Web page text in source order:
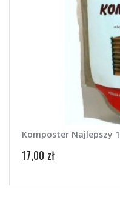
Komposter Najlepszy
17,00 zł